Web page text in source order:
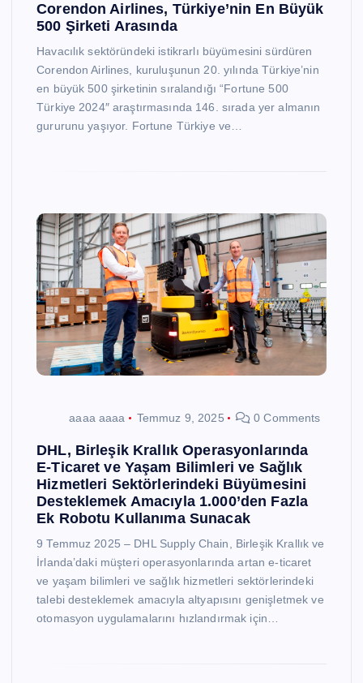
Corendon Airlines, Türkiye’nin En Büyük
500 Şirketi Arasında
Havacılık sektöründeki istikrarlı büyümesini sürdüren
Corendon Airlines, kuruluşunun 20. yılında Türkiye’nin
en büyük 500 şirketinin sıralandığı “Fortune 500
Türkiye 2024″ araştırmasında 146. sırada yer almanın
gururunu yaşıyor. Fortune Türkiye ve…
aaaa aaaa Temmuz 9, 2025 0 Comments
DHL, Birleşik Krallık Operasyonlarında
E-Ticaret ve Yaşam Bilimleri ve Sağlık
Hizmetleri Sektörlerindeki Büyümesini
Desteklemek Amacıyla 1.000’den Fazla
Ek Robotu Kullanıma Sunacak
9 Temmuz 2025 – DHL Supply Chain, Birleşik Krallık ve
İrlanda’daki müşteri operasyonlarında artan e-ticaret
ve yaşam bilimleri ve sağlık hizmetleri sektörlerindeki
talebi desteklemek amacıyla altyapısını genişletmek ve
otomasyon uygulamalarını hızlandırmak için…